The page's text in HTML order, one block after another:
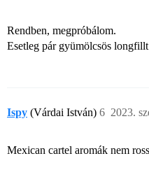
Rendben, megpróbálom.
Esetleg pár gyümölcsös
Ispy (Várdai István) 2023.
6
Mexican cartel aromák nem